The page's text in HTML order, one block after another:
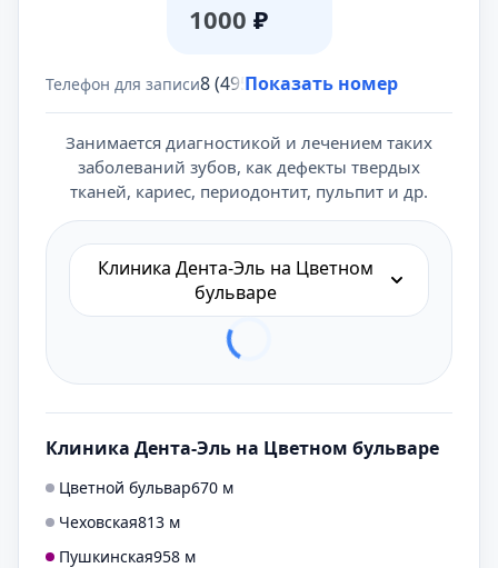
1000 ₽
Телефон для записи8 (495) 431-69-47
Показать номер
Занимается диагностикой и лечением таких
заболеваний зубов, как дефекты твердых
тканей, кариес, периодонтит, пульпит и др.
Клиника Дента-Эль на Цветном
бульваре
Клиника Дента-Эль на Цветном бульваре
Цветной бульвар670 м
Чеховская813 м
Пушкинская958 м